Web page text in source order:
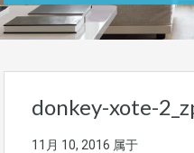
donkey-xote-
11月 10, 2016 属于